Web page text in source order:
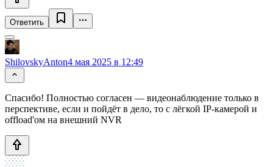
Ответить
ShilovskyAnton4 мая 2025 в 12:49
Спасибо! Полностью согласен — видеонаблюдение только в
перспективе, если и пойдёт в дело, то с лёгкой IP-камерой и
offload'ом на внешний NVR